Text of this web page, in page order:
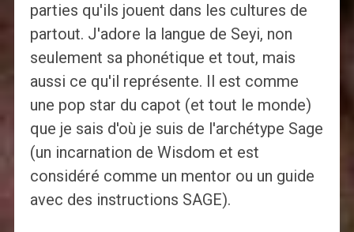
parties qu'ils jouent dans les cultures de
partout. J'adore la langue de Seyi, non
seulement sa phonétique et tout, mais
aussi ce qu'il représente. Il est comme
une pop star du capot (et tout le monde)
que je sais d'où je suis de l'archétype Sage
(un incarnation de Wisdom et est
considéré comme un mentor ou un guide
avec des instructions SAGE).